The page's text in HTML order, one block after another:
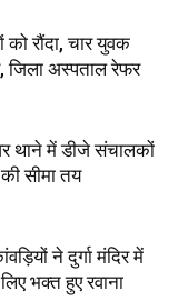
को रौंदा, चार युवक
जिला अस्पताल रेफर
थाने में डीजे संचालकों
सीमा तय
ने दुर्गा मंदिर में
भक्त हुए रवाना